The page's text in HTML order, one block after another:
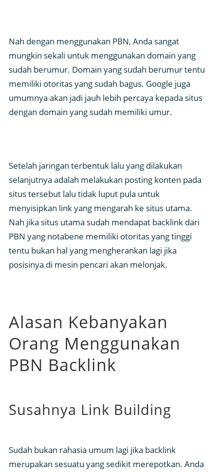
Nah dengan menggunakan PBN, Anda sangat
mungkin sekali untuk menggunakan domain yang
sudah berumur. Domain yang sudah berumur tentu
memiliki otoritas yang sudah bagus. Google juga
umumnya akan jadi jauh lebih percaya kepada situs
dengan domain yang sudah memiliki umur.
Setelah jaringan terbentuk lalu yang dilakukan
selanjutnya adalah melakukan posting konten pada
situs tersebut lalu tidak luput pula untuk
menyisipkan link yang mengarah ke situs utama.
Nah jika situs utama sudah mendapat backlink dari
PBN yang notabene memiliki otoritas yang tinggi
tentu bukan hal yang mengherankan lagi jika
posisinya di mesin pencari akan melonjak.
Alasan Kebanyakan
Orang Menggunakan
PBN Backlink
Susahnya Link Building
Sudah bukan rahasia umum lagi jika backlink
merupakan sesuatu yang sedikit merepotkan. Anda